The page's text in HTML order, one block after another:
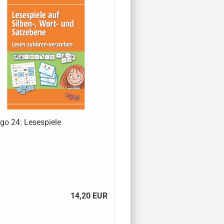
24: Lesespiele
14,20 EUR